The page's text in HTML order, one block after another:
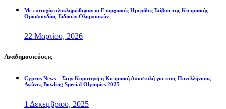
Με επιτυχία ολοκληρώθηκαν οι Επαρχιακές Ημερίδες Στίβου της Κυπριακής
Ομοσπονδίας Ειδικών Ολυμπιακών
22 Μαρτίου, 2026
Αναδημοσιεύσεις
Cyprus News – Στην Κομοτηνή η Κυπριακή Αποστολή για τους Πανελλήνιους
Αγώνες Bowling Special Olympics 2025
1 Δεκεμβρίου, 2025